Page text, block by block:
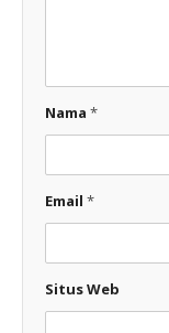
Nama *
Email *
Situs Web